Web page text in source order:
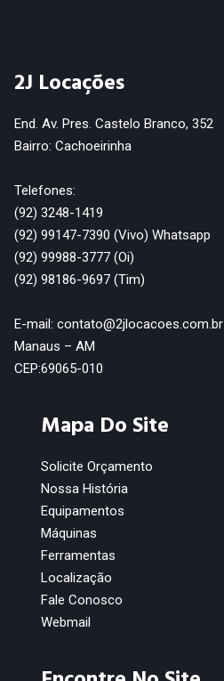
2J Locações
End. Av. Pres. Castelo Branco, 352
Bairro: Cachoeirinha
Telefones:
(92) 3248-1419
(92) 99147-7390 (Vivo) Whatsapp
(92) 99988-3777 (Oi)
(92) 98186-9697 (Tim)
E-mail: contato@2jlocacoes.com.br
Manaus – AM
CEP:69065-010
Mapa Do Site
Solicite Orçamento
Nossa História
Equipamentos
Máquinas
Ferramentas
Localização
Fale Conosco
Webmail